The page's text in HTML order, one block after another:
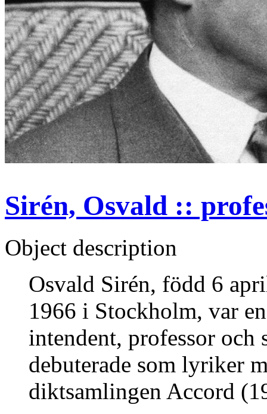
Sirén, Osvald ::
Object description
Osvald Sirén, född 6
1966 i Stockholm, var
intendent, professor och
debuterade som lyriker
diktsamlingen Accord